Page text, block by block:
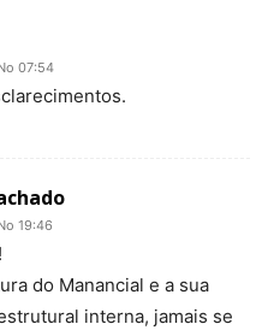
07:54
19:46
do Manancial e a sua
interna, jamais se